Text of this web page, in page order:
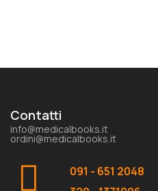
Contatti
info@medicalbooks.it
ordini@medicalbooks.it
091 - 651 2048